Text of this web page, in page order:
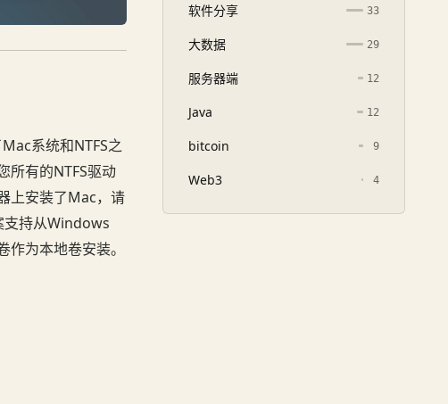
系统和NTFS之
所有的NTFS驱动
上安装了Mac，请
支持从Windows
为本地卷安装。
软件分享 33
大数据 29
服务器端 12
Java 12
bitcoin 9
Web3 4